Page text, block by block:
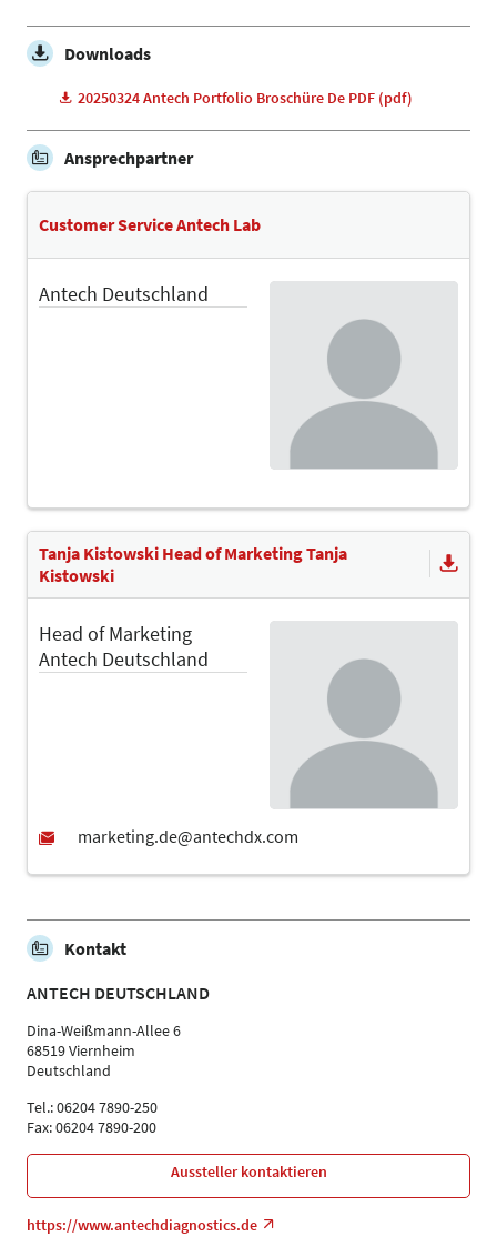
Downloads
20250324 Antech Portfolio Broschüre De PDF (pdf)
Ansprechpartner
Customer Service Antech Lab
Antech Deutschland
Tanja Kistowski Head of Marketing Tanja
Kistowski
Head of Marketing
Antech Deutschland
Kontakt
ANTECH DEUTSCHLAND
Dina-Weißmann-Allee 6
68519 Viernheim
Deutschland
Tel.: 06204 7890-250
Fax: 06204 7890-200
Aussteller kontaktieren
https://www.antechdiagnostics.de